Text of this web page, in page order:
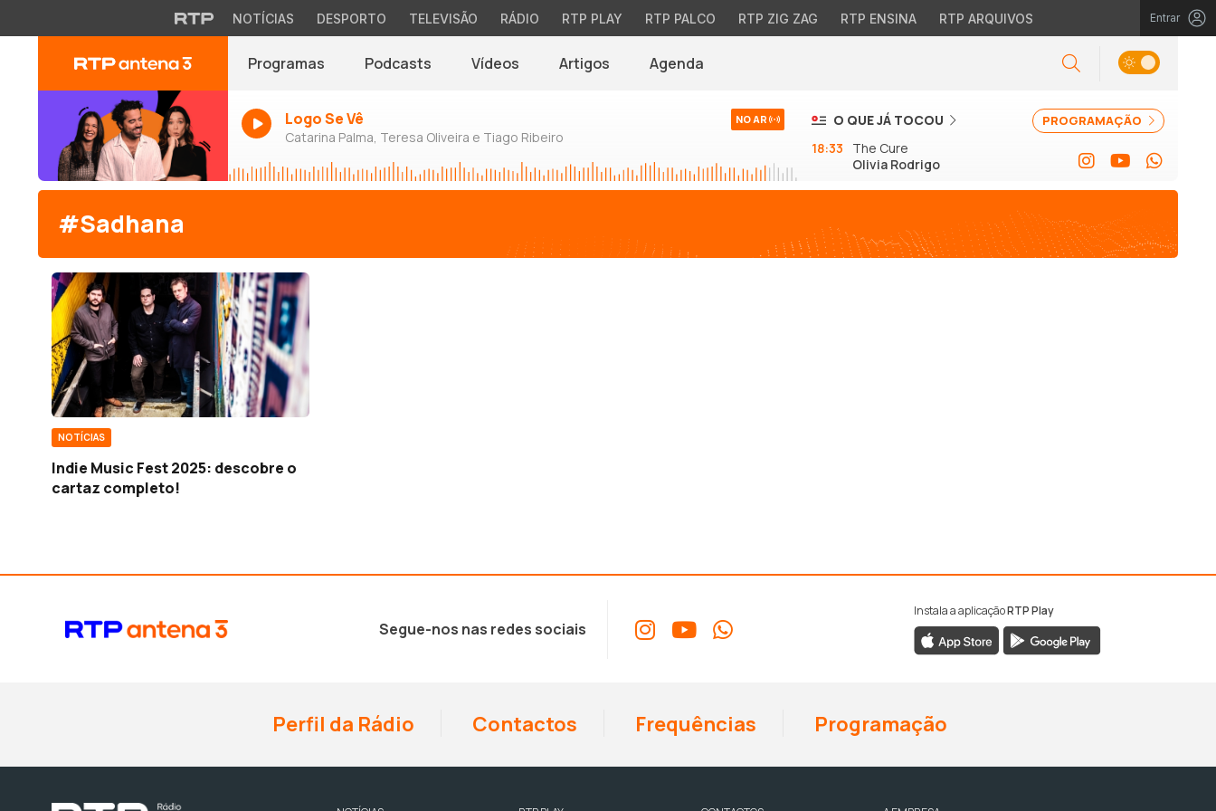
NOTÍCIAS DESPORTO TELEVISÃO RÁDIO RTP PLAY RTP PALCO RTP ZIG ZAG RTP ENSINA RTP ARQUIVOS Entrar
Programas Podcasts Vídeos Artigos Agenda
Logo Se Vê
Catarina Palma, Teresa Oliveira e Tiago Ribeiro
NO AR PROGRAMAÇÃO
O QUE JÁ TOCOU
18:33
The Cure
Olivia Rodrigo
#Sadhana
NOTÍCIAS
Indie Music Fest 2025: descobre o
cartaz completo!
Segue-nos nas redes sociais
Instala a aplicaçãoRTP Play
Perfil da Rádio Contactos Frequências Programação